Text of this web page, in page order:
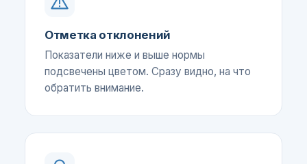
Отметка отклонений
Показатели ниже и выше нормы
подсвечены цветом. Сразу видно, на что
обратить внимание.